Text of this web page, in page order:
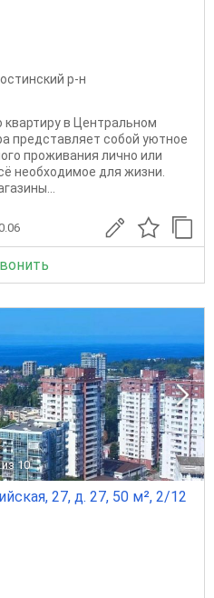
р-н
в Центральном
представляет собой уютное
проживания лично или
необходимое для жизни.
из 10
27, д. 27, 50 м², 2/12